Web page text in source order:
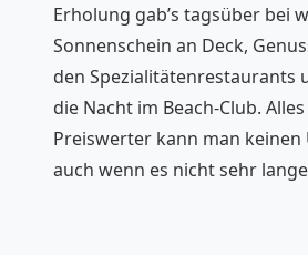
Erholung gab’s tagsüber bei
Sonnenschein an Deck,
den Spezialitätenrestaurants
die Nacht im Beach-Club.
Preiswerter kann man keinen
auch wenn es nicht sehr